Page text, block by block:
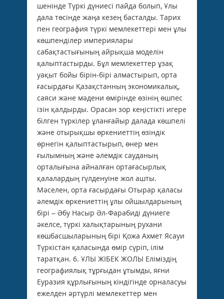
шенінде Түркі дүниесі пайда болып, Ұлы
дала төсінде жаңа кезең басталды. Тарих
пен география түркі мемлекеттері мен ұлы
көшпенділер империялары
сабақтастығының айрықша моделін
қалыптастырды. Бұл мемлекеттер ұзақ
уақыт бойы бірін-бірі алмастырып, орта
ғасырдағы Қазақстанның экономикалық,
саяси және мәдени өмірінде өзінің өшпес
ізін қалдырды. Орасан зор кеңістікті игере
білген түркілер ұланғайыр далада көшпелі
және отырықшы өркениеттің өзіндік
өрнегін қалыптастырып, өнер мен
ғылымның және әлемдік сауданың
орталығына айналған ортағасырлық
қалалардың гүлденуіне жол ашты.
Мәселен, орта ғасырдағы Отырар қаласы
әлемдік өркениеттің ұлы ойшылдарының
бірі – Әбу Насыр Әл-Фарабиді дүниеге
әкелсе, түркі халықтарының рухани
көшбасшыларының бірі Қожа Ахмет Ясауи
Түркістан қаласында өмір сүріп, ілім
таратқан. 6. ҰЛЫ ЖІБЕК ЖОЛЫ Еліміздің
географиялық тұрғыдан ұтымды, яғни
Еуразия құрлығының кіндігінде орналасуы
ежелден әртүрлі мемлекеттер мен